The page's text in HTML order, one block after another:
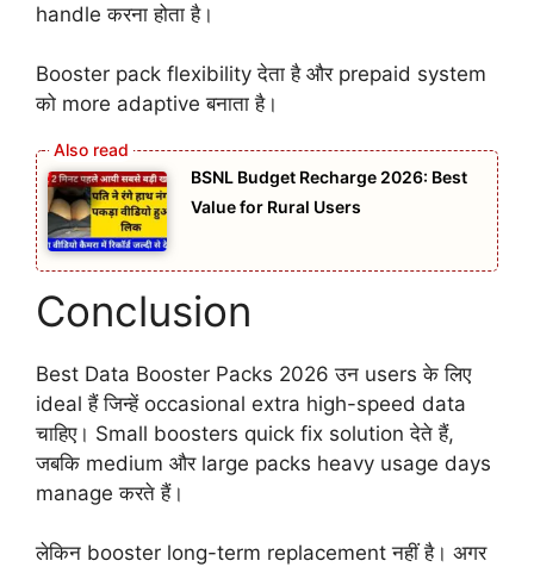
handle करना होता है।
Booster pack flexibility देता है और prepaid system
को more adaptive बनाता है।
BSNL Budget Recharge 2026: Best
Value for Rural Users
Conclusion
Best Data Booster Packs 2026 उन users के लिए
ideal हैं जिन्हें occasional extra high-speed data
चाहिए। Small boosters quick fix solution देते हैं,
जबकि medium और large packs heavy usage days
manage करते हैं।
लेकिन booster long-term replacement नहीं है। अगर